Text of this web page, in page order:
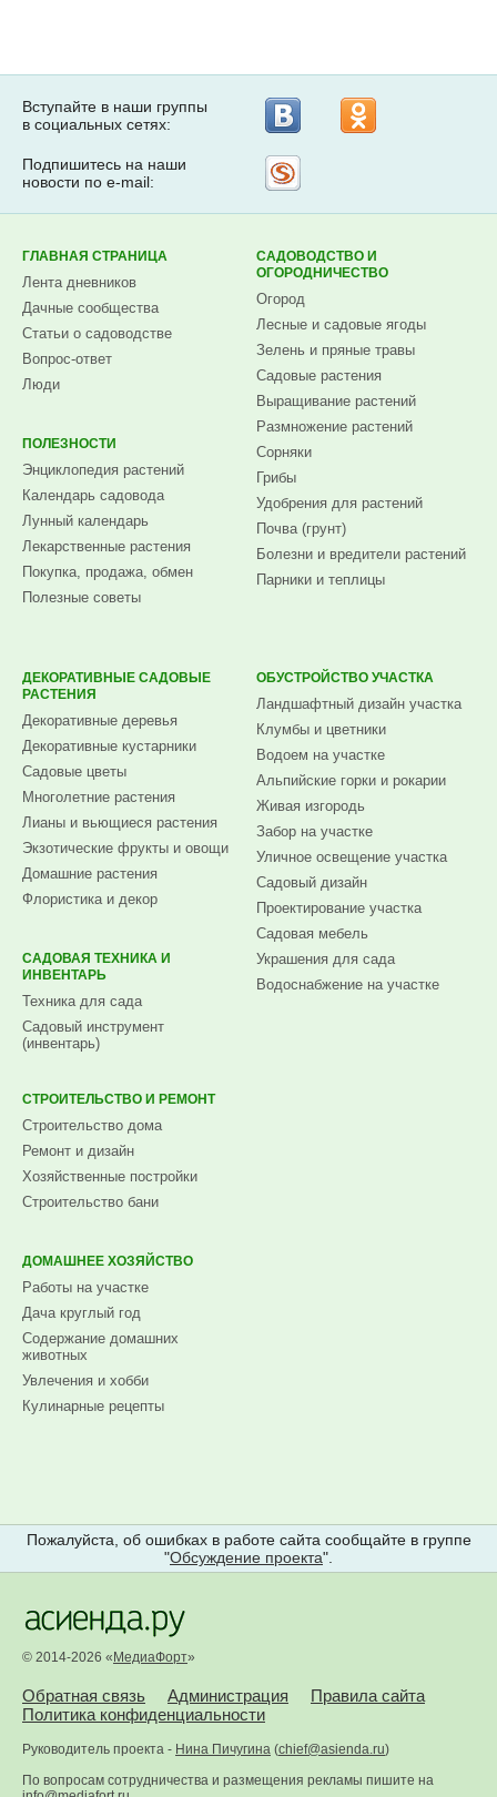
Вступайте в наши группы
в социальных сетях:
Подпишитесь на наши
новости по e-mail:
ГЛАВНАЯ СТРАНИЦА
Лента дневников
Дачные сообщества
Статьи о садоводстве
Вопрос-ответ
Люди
ПОЛЕЗНОСТИ
Энциклопедия растений
Календарь садовода
Лунный календарь
Лекарственные растения
Покупка, продажа, обмен
Полезные советы
САДОВОДСТВО И
ОГОРОДНИЧЕСТВО
Огород
Лесные и садовые ягоды
Зелень и пряные травы
Садовые растения
Выращивание растений
Размножение растений
Сорняки
Грибы
Удобрения для растений
Почва (грунт)
Болезни и вредители растений
Парники и теплицы
ДЕКОРАТИВНЫЕ САДОВЫЕ
РАСТЕНИЯ
Декоративные деревья
Декоративные кустарники
Садовые цветы
Многолетние растения
Лианы и вьющиеся растения
Экзотические фрукты и овощи
Домашние растения
Флористика и декор
САДОВАЯ ТЕХНИКА И
ИНВЕНТАРЬ
Техника для сада
Садовый инструмент
(инвентарь)
ОБУСТРОЙСТВО УЧАСТКА
Ландшафтный дизайн участка
Клумбы и цветники
Водоем на участке
Альпийские горки и рокарии
Живая изгородь
Забор на участке
Уличное освещение участка
Садовый дизайн
Проектирование участка
Садовая мебель
Украшения для сада
Водоснабжение на участке
СТРОИТЕЛЬСТВО И РЕМОНТ
Строительство дома
Ремонт и дизайн
Хозяйственные постройки
Строительство бани
ДОМАШНЕЕ ХОЗЯЙСТВО
Работы на участке
Дача круглый год
Содержание домашних
животных
Увлечения и хобби
Кулинарные рецепты
Пожалуйста, об ошибках в работе сайта сообщайте в группе
"Обсуждение проекта".
© 2014-2026 «МедиаФорт»
Обратная связь Администрация
Правила сайта
Политика конфиденциальности
Руководитель проекта - Нина Пичугина (chief@asienda.ru)
По вопросам сотрудничества и размещения рекламы пишите на